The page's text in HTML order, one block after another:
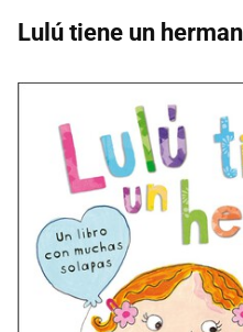
Lulú tiene un